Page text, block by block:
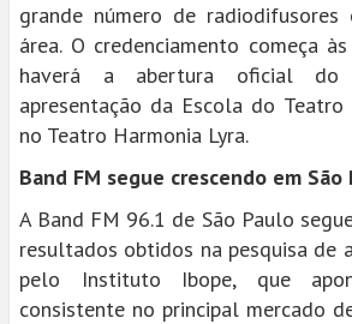
grande número de radiodifusores
área. O credenciamento começa
haverá a abertura oficial do
apresentação da Escola do
no Teatro Harmonia Lyra.
Band FM segue crescendo em São
A Band FM 96.1 de São Paulo
resultados obtidos na pesquisa de
pelo Instituto Ibope, que
consistente no principal mercado